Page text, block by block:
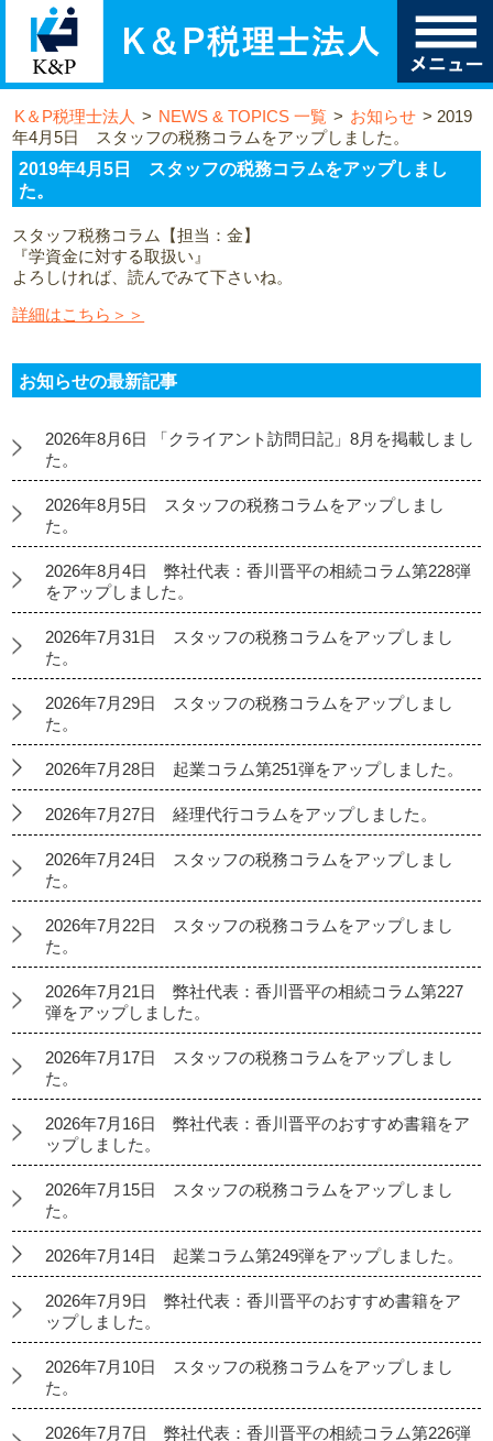
K＆P税理士法人 > NEWS & TOPICS 一覧 > お知らせ >2019
年4月5日 スタッフの税務コラムをアップしました。
2019年4月5日 スタッフの税務コラムをアップしまし
た。
スタッフ税務コラム【担当：金】
『学資金に対する取扱い』
よろしければ、読んでみて下さいね。
詳細はこちら＞＞
お知らせの最新記事
2026年8月6日 「クライアント訪問日記」8月を掲載しまし
た。
2026年8月5日 スタッフの税務コラムをアップしまし
た。
2026年8月4日 弊社代表：香川晋平の相続コラム第228弾
をアップしました。
2026年7月31日 スタッフの税務コラムをアップしまし
た。
2026年7月29日 スタッフの税務コラムをアップしまし
た。
2026年7月28日 起業コラム第251弾をアップしました。
2026年7月27日 経理代行コラムをアップしました。
2026年7月24日 スタッフの税務コラムをアップしまし
た。
2026年7月22日 スタッフの税務コラムをアップしまし
た。
2026年7月21日 弊社代表：香川晋平の相続コラム第227
弾をアップしました。
2026年7月17日 スタッフの税務コラムをアップしまし
た。
2026年7月16日 弊社代表：香川晋平のおすすめ書籍をア
ップしました。
2026年7月15日 スタッフの税務コラムをアップしまし
た。
2026年7月14日 起業コラム第249弾をアップしました。
2026年7月9日 弊社代表：香川晋平のおすすめ書籍をア
ップしました。
2026年7月10日 スタッフの税務コラムをアップしまし
た。
2026年7月7日 弊社代表：香川晋平の相続コラム第226弾